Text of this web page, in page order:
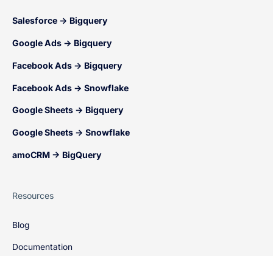
Salesforce → Bigquery
Google Ads → Bigquery
Facebook Ads → Bigquery
Facebook Ads → Snowflake
Google Sheets → Bigquery
Google Sheets → Snowflake
amoCRM → BigQuery
Resources
Blog
Documentation